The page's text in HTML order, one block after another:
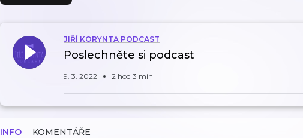
JIŘÍ KORYNTA PODCAST
Poslechněte si podcast
9. 3. 2022 2 hod 3 min
INFO KOMENTÁŘE